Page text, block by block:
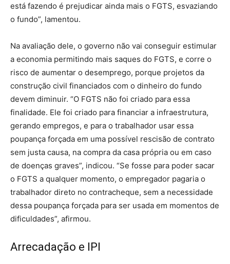
está fazendo é prejudicar ainda mais o FGTS, esvaziando
o fundo”, lamentou.
Na avaliação dele, o governo não vai conseguir estimular
a economia permitindo mais saques do FGTS, e corre o
risco de aumentar o desemprego, porque projetos da
construção civil financiados com o dinheiro do fundo
devem diminuir. “O FGTS não foi criado para essa
finalidade. Ele foi criado para financiar a infraestrutura,
gerando empregos, e para o trabalhador usar essa
poupança forçada em uma possível rescisão de contrato
sem justa causa, na compra da casa própria ou em caso
de doenças graves”, indicou. “Se fosse para poder sacar
o FGTS a qualquer momento, o empregador pagaria o
trabalhador direto no contracheque, sem a necessidade
dessa poupança forçada para ser usada em momentos de
dificuldades”, afirmou.
Arrecadação e IPI